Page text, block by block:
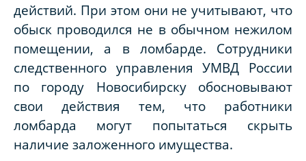
действий. При этом они не учитывают, что
обыск проводился не в обычном нежилом
помещении, а в ломбарде. Сотрудники
следственного управления УМВД России
по городу Новосибирску обосновывают
свои действия тем, что работники
ломбарда могут попытаться скрыть
наличие заложенного имущества.